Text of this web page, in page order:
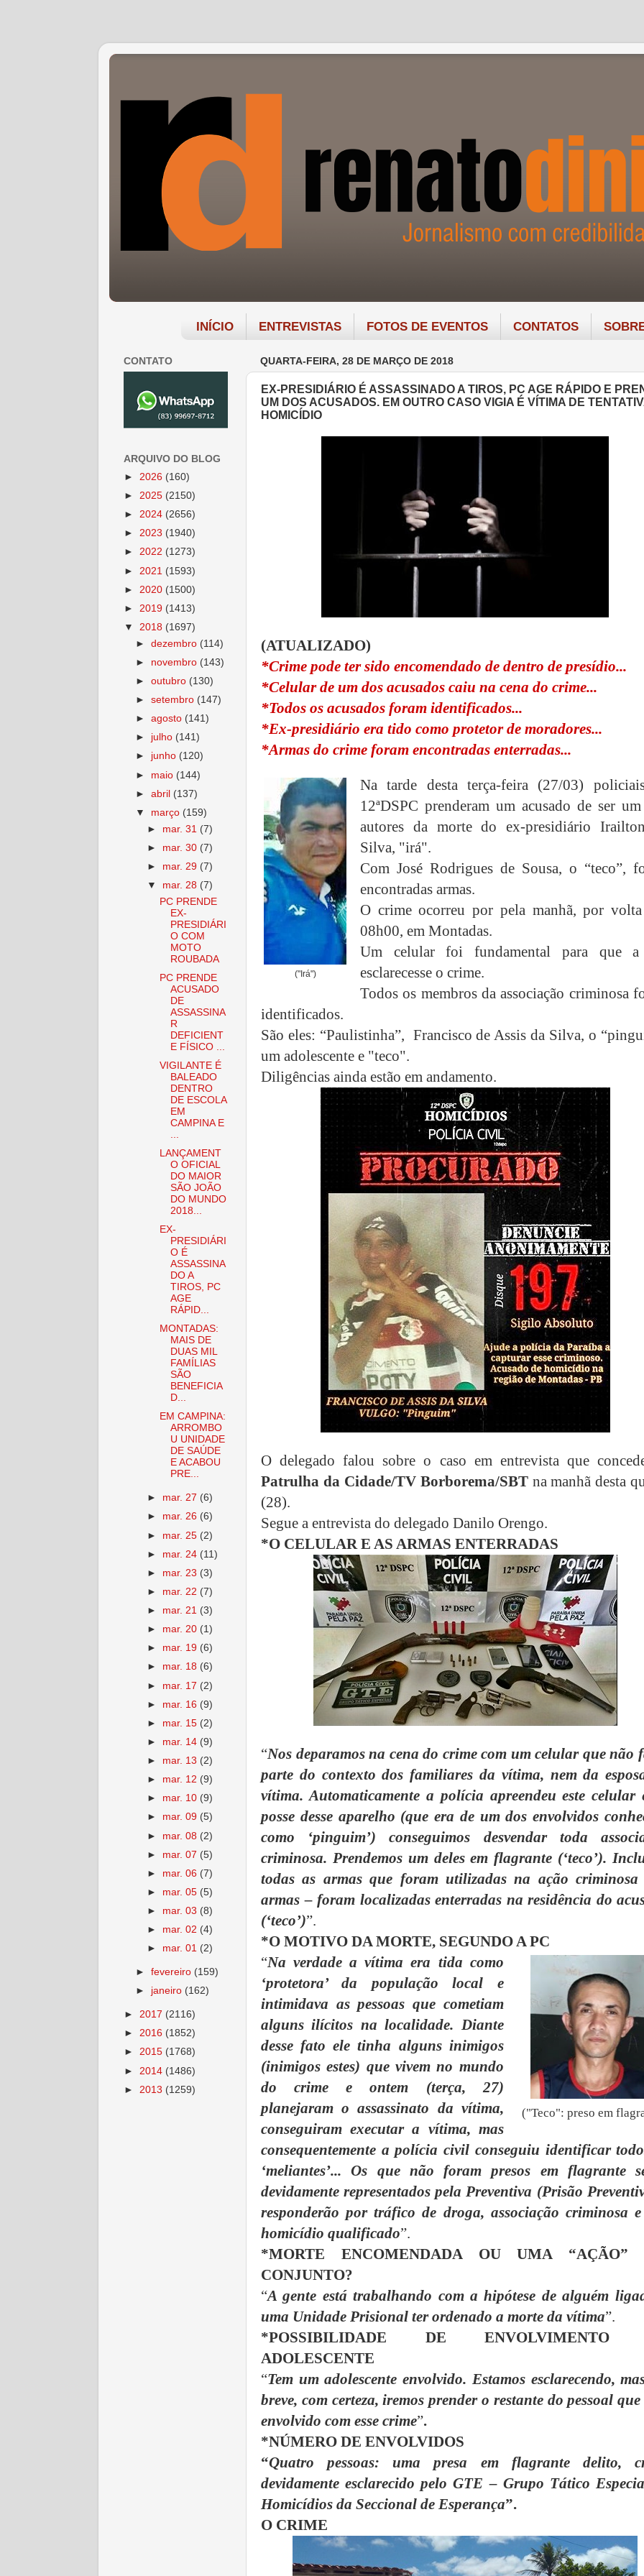
INÍCIO ENTREVISTAS FOTOS DE EVENTOS CONTATOS
QUARTA-FEIRA, 28 DE MARÇO DE 2018
EX-PRESIDIÁRIO É ASSASSINADO A TIROS, PC AGE RÁPIDO E
UM DOS ACUSADOS. EM OUTRO CASO VIGIA É VÍTIMA DE
HOMICÍDIO
(ATUALIZADO)
*Crime pode ter sido encomendado de dentro de presídio...
*Celular de um dos acusados caiu na cena do crime...
*Todos os acusados foram identificados...
*Ex-presidiário era tido como protetor de moradores...
*Armas do crime foram encontradas enterradas...
("Irá")
Na tarde desta terça-feira (27/03)
12ªDSPC prenderam um acusado de ser
autores da morte do ex-presidiário
Silva, "irá".
Com José Rodrigues de Sousa, o “teco”,
encontradas armas.
O crime ocorreu por pela manhã, por
08h00, em Montadas.
Um celular foi fundamental para que
esclarecesse o crime.
Todos os membros da associação criminosa
identificados.
São eles: “Paulistinha”, Francisco de Assis da Silva, o
um adolescente e "teco".
Diligências ainda estão em andamento.
O delegado falou sobre o caso em entrevista que
Patrulha da Cidade/TV Borborema/SBTna manhã desta
(28).
Segue a entrevista do delegado Danilo Orengo.
*O CELULAR E AS ARMAS ENTERRADAS
“Nos deparamos na cena do crime com um celular que não
parte do contexto dos familiares da vítima, nem da
vítima. Automaticamente a polícia apreendeu este celular
posse desse aparelho (que era de um dos envolvidos
como ‘pinguim’) conseguimos desvendar toda
criminosa. Prendemos um deles em flagrante (‘teco’).
todas as armas que foram utilizadas na ação
armas – foram localizadas enterradas na residência do
(‘teco’)”.
*O MOTIVO DA MORTE, SEGUNDO A PC
("Teco": preso em
“Na verdade a vítima era tida como
‘protetora’ da população local e
intimidava as pessoas que cometiam
alguns ilícitos na localidade. Diante
desse fato ele tinha alguns inimigos
(inimigos estes) que vivem no mundo
do crime e ontem (terça, 27)
planejaram o assassinato da vítima,
conseguiram executar a vítima, mas
consequentemente a polícia civil conseguiu identificar
‘meliantes’... Os que não foram presos em flagrante
devidamente representados pela Preventiva (Prisão
responderão por tráfico de droga, associação criminosa
homicídio qualificado”.
*MORTE ENCOMENDADA OU UMA “AÇÃO”
CONJUNTO?
“A gente está trabalhando com a hipótese de alguém
uma Unidade Prisional ter ordenado a morte da vítima”.
*POSSIBILIDADE DE ENVOLVIMENTO
ADOLESCENTE
“Tem um adolescente envolvido. Estamos esclarecendo,
breve, com certeza, iremos prender o restante do pessoal que
envolvido com esse crime”.
*NÚMERO DE ENVOLVIDOS
“Quatro pessoas: uma presa em flagrante delito,
devidamente esclarecido pelo GTE – Grupo Tático
Homicídios da Seccional de Esperança”.
O CRIME
CONTATO
ARQUIVO DO BLOG
► 2026 (160)
► 2025 (2150)
► 2024 (2656)
► 2023 (1940)
► 2022 (1273)
► 2021 (1593)
► 2020 (1500)
► 2019 (1413)
▼ 2018 (1697)
►dezembro (114)
► novembro (143)
►outubro (130)
►setembro (147)
►agosto (141)
► julho (141)
► junho (120)
► maio (144)
►abril (137)
▼ março (159)
► mar. 31 (7)
► mar. 30 (7)
► mar. 29 (7)
▼ mar. 28 (7)
PC PRENDE
EX-
PRESIDIÁRI
O COM
MOTO
ROUBADA
PC PRENDE
ACUSADO
DE
ASSASSINA
R
DEFICIENT
E FÍSICO ...
VIGILANTE É
BALEADO
DENTRO
DE ESCOLA
EM
CAMPINA E
LANÇAMENT
O OFICIAL
DO MAIOR
SÃO JOÃO
DO MUNDO
2018...
EX-
PRESIDIÁRI
O É
ASSASSINA
DO A
TIROS, PC
AGE
RÁPID...
MONTADAS:
MAIS DE
DUAS MIL
FAMÍLIAS
SÃO
BENEFICIA
D...
EM CAMPINA:
ARROMBO
U UNIDADE
DE SAÚDE
E ACABOU
PRE...
► mar. 27 (6)
► mar. 26 (6)
► mar. 25 (2)
► mar. 24 (11)
► mar. 23 (3)
► mar. 22 (7)
► mar. 21 (3)
► mar. 20 (1)
► mar. 19 (6)
► mar. 18 (6)
► mar. 17 (2)
► mar. 16 (9)
► mar. 15 (2)
► mar. 14 (9)
► mar. 13 (2)
► mar. 12 (9)
► mar. 10 (9)
► mar. 09 (5)
► mar. 08 (2)
► mar. 07 (5)
► mar. 06 (7)
► mar. 05 (5)
► mar. 03 (8)
► mar. 02 (4)
► mar. 01 (2)
►fevereiro (159)
► janeiro (162)
► 2017 (2116)
► 2016 (1852)
► 2015 (1768)
► 2014 (1486)
► 2013 (1259)